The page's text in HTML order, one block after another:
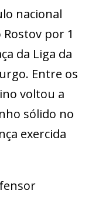
nacional
por 1
da Liga da
Entre os
voltou a
sólido no
exercida